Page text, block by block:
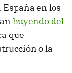
en los
huyendo del
que
o la